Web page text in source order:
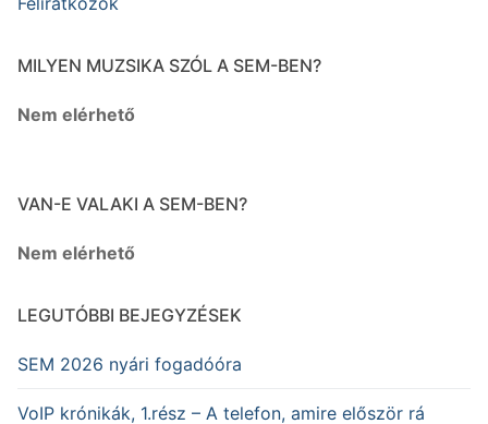
MILYEN MUZSIKA SZÓL A SEM-BEN?
Nem elérhető
VAN-E VALAKI A SEM-BEN?
Nem elérhető
LEGUTÓBBI BEJEGYZÉSEK
SEM 2026 nyári fogadóóra
VoIP krónikák, 1.rész – A telefon, amire először rá